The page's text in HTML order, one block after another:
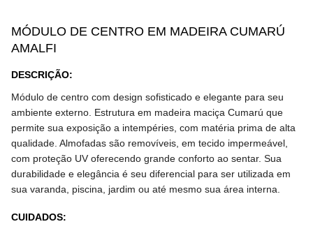
MÓDULO DE CENTRO EM MADEIRA CUMARÚ
AMALFI
DESCRIÇÃO:
Módulo de centrocom design sofisticado e elegante para seu
ambiente externo. Estrutura em madeira maciça Cumarú que
permite sua exposição a intempéries, com matéria prima de alta
qualidade. Almofadas são removíveis, em tecido impermeável,
com proteção UV oferecendo grande conforto ao sentar. Sua
durabilidade e elegância é seu diferencial para ser utilizada em
sua varanda, piscina, jardim ou até mesmo sua área interna.
CUIDADOS: